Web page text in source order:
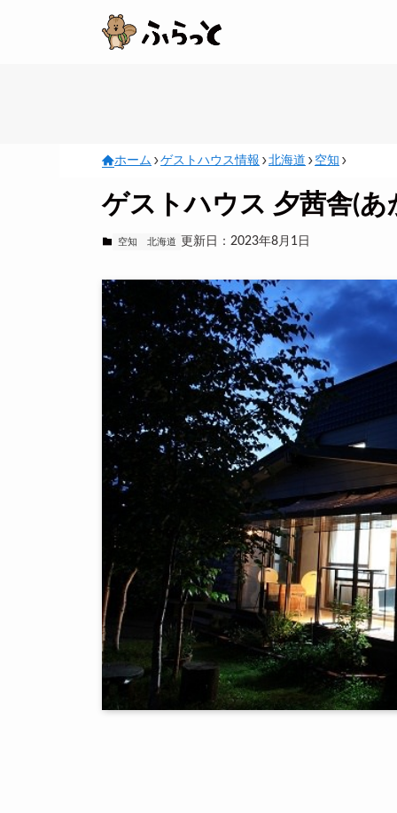
ホーム ゲストハウス情報 北海道 空知
ゲストハウス 夕茜舎(あ
空知 北海道 更新日：2023年8月1日